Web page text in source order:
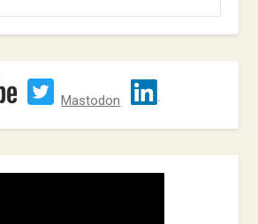
Mastodon